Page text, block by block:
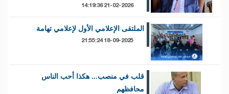
21-02-2026 14:19:36
الملتقى الإعلامي الأول لإعلامي تهامة
قلب في منصب... هكذا أحب الناس
محافظهم